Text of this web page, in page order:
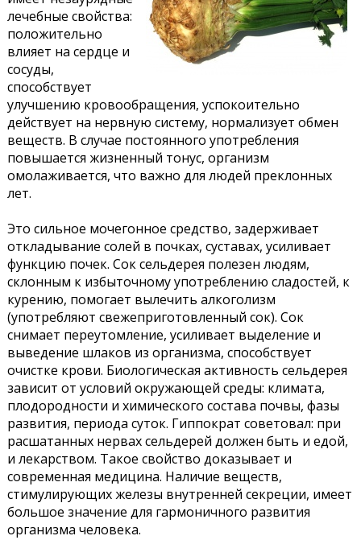
лечебные свойства:
положительно
влияет на сердце и
сосуды,
способствует
улучшению кровообращения, успокоительно
действует на нервную систему, нормализует обмен
веществ. В случае постоянного употребления
повышается жизненный тонус, организм
омолаживается, что важно для людей преклонных
лет.
Это сильное мочегонное средство, задерживает
откладывание солей в почках, суставах, усиливает
функцию почек. Сок сельдерея полезен людям,
склонным к избыточному употреблению сладостей, к
курению, помогает вылечить алкоголизм
(употребляют свежеприготовленный сок). Сок
снимает переутомление, усиливает выделение и
выведение шлаков из организма, способствует
очистке крови. Биологическая активность сельдерея
зависит от условий окружающей среды: климата,
плодородности и химического состава почвы, фазы
развития, периода суток. Гиппократ советовал: при
расшатанных нервах сельдерей должен быть и едой,
и лекарством. Такое свойство доказывает и
современная медицина. Наличие веществ,
стимулирующих железы внутренней секреции, имеет
большое значение для гармоничного развития
организма человека.